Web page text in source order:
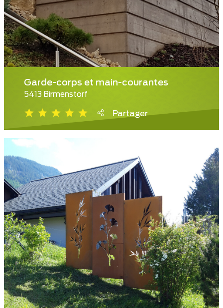
Garde-corps et main-courantes
5413 Birmenstorf
Partager